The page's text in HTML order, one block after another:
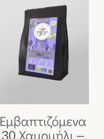
Εμβαπτιζόμενα
30 Χαμομήλι –